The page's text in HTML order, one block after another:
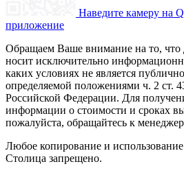
Наведите камеру на
приложение
Обращаем Ваше внимание на то, что
носит исключительно
каких условиях не является
определяемой положениями ч. 2 ст.
Российской Федерации. Для
информации о стоимости и сроках
пожалуйста, обращайтесь к
Любое копирование и
Столица запрещено.